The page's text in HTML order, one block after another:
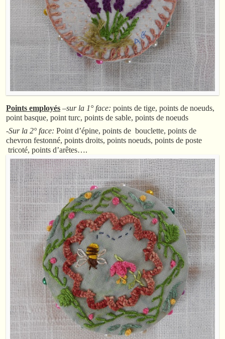
Points employés –sur la 1° face: points de tige, points de noeuds,
point basque, point turc, points de sable, points de noeuds
-Sur la 2° face: Point d’épine, points de bouclette, points de
chevron festonné, points droits, points noeuds, points de poste
tricoté, points d’arêtes….